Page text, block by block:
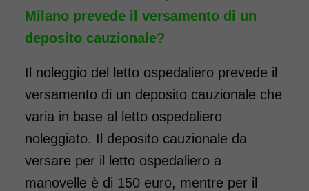
Milano prevede il versamento di un
deposito cauzionale?
Il noleggio del letto ospedaliero prevede il
versamento di un deposito cauzionale che
varia in base al letto ospedaliero
noleggiato. Il deposito cauzionale da
versare per il letto ospedaliero a
manovelle è di 150 euro, mentre per il